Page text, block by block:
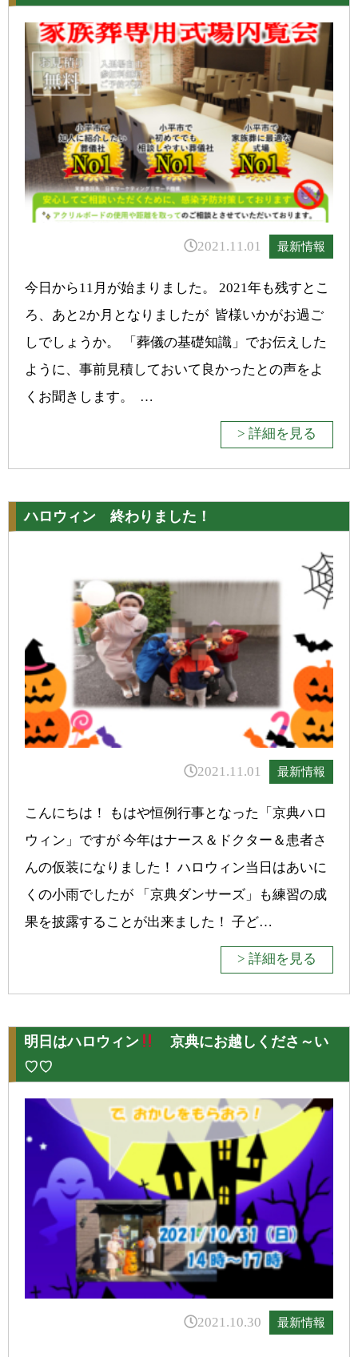
2021.11.01 最新情報
今日から11月が始まりました。 2021年も残すとこ
ろ、あと2か月となりましたが 皆様いかがお過ご
しでしょうか。 「葬儀の基礎知識」でお伝えした
ように、事前見積しておいて良かったとの声をよ
くお聞きします。 …
> 詳細を見る
ハロウィン 終わりました！
2021.11.01 最新情報
こんにちは！ もはや恒例行事となった「京典ハロ
ウィン」ですが 今年はナース＆ドクター＆患者さ
んの仮装になりました！ ハロウィン当日はあいに
くの小雨でしたが 「京典ダンサーズ」も練習の成
果を披露することが出来ました！ 子ど…
> 詳細を見る
明日はハロウィン
京典にお越しくださ～い
♡♡
2021.10.30 最新情報